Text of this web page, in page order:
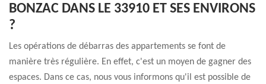
BONZAC DANS LE 33910 ET SES ENVIRONS
?
Les opérations de débarras des appartements se font de
manière très régulière. En effet, c'est un moyen de gagner des
espaces. Dans ce cas, nous vous informons qu'il est possible de